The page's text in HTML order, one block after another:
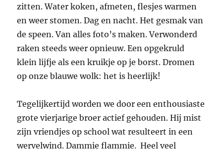
zitten. Water koken, afmeten, flesjes warmen
en weer stomen. Dag en nacht. Het gesmak van
de speen. Van alles foto’s maken. Verwonderd
raken steeds weer opnieuw. Een opgekruld
klein lijfje als een kruikje op je borst. Dromen
op onze blauwe wolk: het is heerlijk!
Tegelijkertijd worden we door een enthousiaste
grote vierjarige broer actief gehouden. Hij mist
zijn vriendjes op school wat resulteert in een
wervelwind. Dammie flammie. Heel veel